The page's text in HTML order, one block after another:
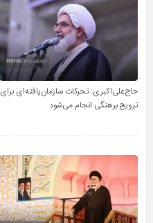
حاج‌علی‌اکبری: تحرکات سازمان‌یافته‌ای برای
ترویج برهنگی انجام می‌شود